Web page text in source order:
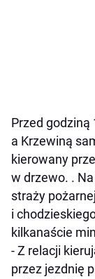
Przed
a Krzewiną
kierowany
w drzewo. .
straży
i
kilkanaście
- Z relacji
przez jezdnię